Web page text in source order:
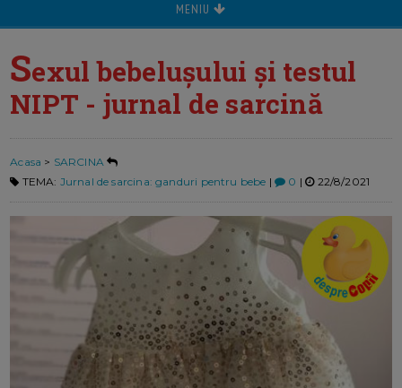
MENIU
Sexul bebelușului și testul
NIPT - jurnal de sarcină
Acasa > SARCINA
TEMA: Jurnal de sarcina: ganduri pentru bebe | 0 | 22/8/2021